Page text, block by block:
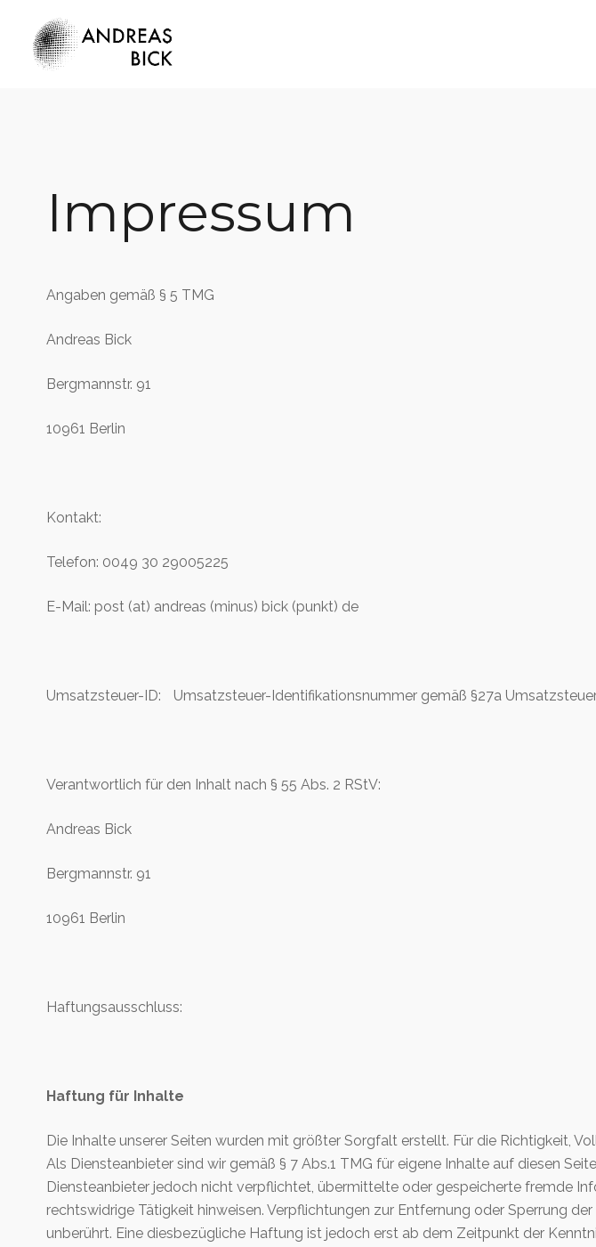
Impressum
Angaben gemäß § 5 TMG
Andreas Bick
Bergmannstr. 91
10961 Berlin
Kontakt:
Telefon: 0049 30 29005225
E-Mail: post (at) andreas (minus) bick (punkt) de
Umsatzsteuer-ID: Umsatzsteuer-Identifikationsnummer gemäß §27a
Verantwortlich für den Inhalt nach § 55 Abs. 2 RStV:
Andreas Bick
Bergmannstr. 91
10961 Berlin
Haftungsausschluss:
Haftung für Inhalte
Die Inhalte unserer Seiten wurden mit größter Sorgfalt erstellt. Für die Richtigkeit,
Als Diensteanbieter sind wir gemäß § 7 Abs.1 TMG für eigene Inhalte auf diesen
Diensteanbieter jedoch nicht verpflichtet, übermittelte oder gespeicherte fremde
rechtswidrige Tätigkeit hinweisen. Verpflichtungen zur Entfernung oder Sperrung
unberührt. Eine diesbezügliche Haftung ist jedoch erst ab dem Zeitpunkt der